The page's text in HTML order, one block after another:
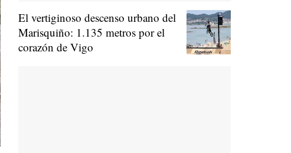
El vertiginoso descenso urbano del
Marisquiño: 1.135 metros por el
corazón de Vigo